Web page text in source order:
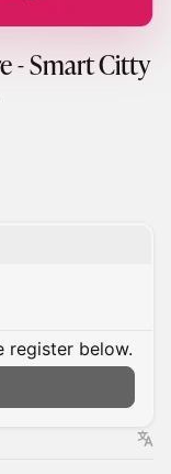
- Smart Citty
register below.